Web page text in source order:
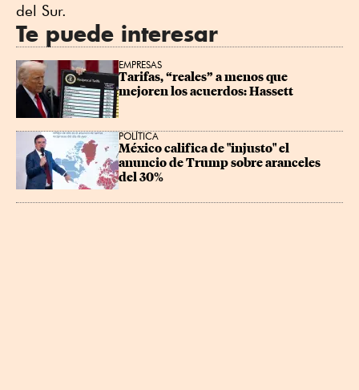
del Sur.
Te puede interesar
EMPRESAS
Tarifas, “reales” a menos que
mejoren los acuerdos: Hassett
POLÍTICA
México califica de "injusto" el
anuncio de Trump sobre aranceles
del 30%